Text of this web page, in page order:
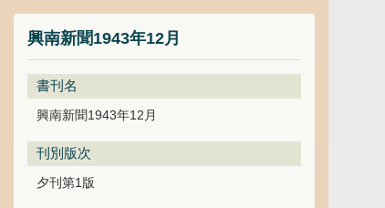
興南新聞1943年12月
書刊名
興南新聞1943年12月
刊別版次
夕刊第1版